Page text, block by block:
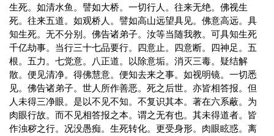
生死。如清水鱼。譬如大桥。一切行人。往来无绝。佛视生
死。往来五道。如观桥人。譬如高山远望具见。佛意高远。具
知生死。无不分别。佛告诸弟子。汝等当随我教。可具知生死
千亿劫事。当行三十七品要行。四意止。四意断。四神足。五
根。五力。七觉意。八正道。以除意垢。消灭三毒。疑结解
散。便见清净。得佛慧意。便知去来之事。如视明镜。一切悉
见。佛告诸弟子。世人所作善恶。死之后世。亦皆相答报。但
人未得三净眼。是以不见不知。不复识其本。著在六系蔽。为
肉眼行故。而不见相答报之本。谓之无有也。其未得道者。皆
作浊秽之行。况没愚痴。生死转化。更受身形。肉眼眩惑。离